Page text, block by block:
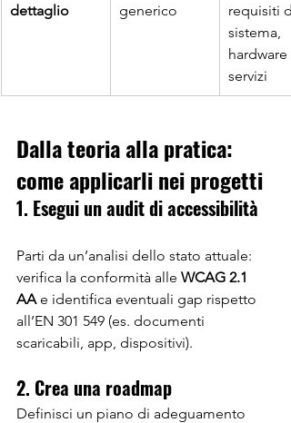
dettaglio
generico
requisiti di
sistema,
hardware
servizi
Dalla teoria alla pratica:
come applicarli nei progetti
1. Esegui un audit di accessibilità
Parti da un’analisi dello stato attuale:
verifica la conformità alle WCAG 2.1
AA e identifica eventuali gap rispetto
all’EN 301 549 (es. documenti
scaricabili, app, dispositivi).
2. Crea una roadmap
Definisci un piano di adeguamento